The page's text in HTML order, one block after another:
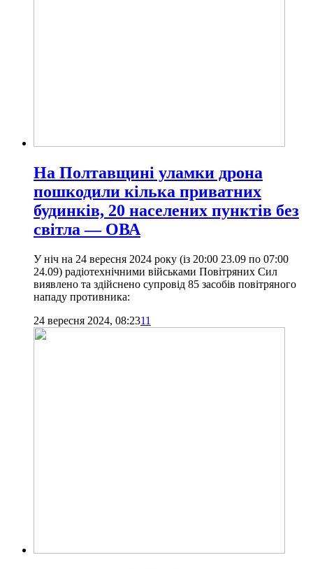
На Полтавщині уламки дрона
пошкодили кілька приватних
будинків, 20 населених пунктів без
світла — ОВА
У ніч на 24 вересня 2024 року (із 20:00 23.09 по 07:00
24.09) радіотехнічними військами Повітряних Сил
виявлено та здійснено супровід 85 засобів повітряного
нападу противника:
24 вересня 2024, 08:2311